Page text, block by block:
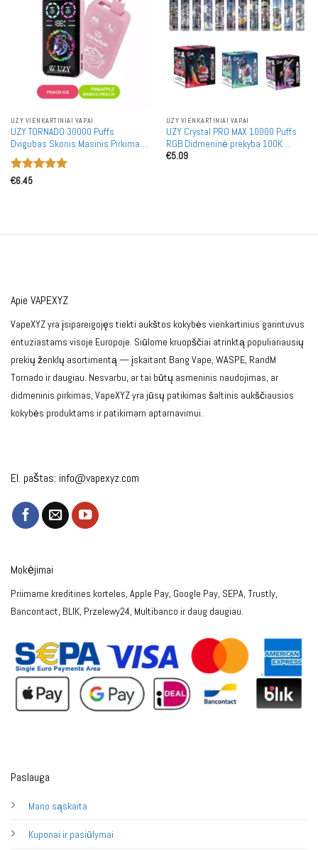
UZY VIENKARTINIAI VAPAI
UZY TORNADO 30000 Puffs
Dvigubas Skonis Masinis Pirkimas
30K Įkraunamos Vienkartinės
Garintuvės Didmeninė Prekyba
Įvertinimas:
€6.45
UZY VIENKARTINIAI VAPAI
UZY Crystal PRO MAX 10000 Puffs
RGB Didmeninė prekyba 100K
Įkraunamos Vienkartinės
€5.09
Apie VAPEXYZ
VapeXYZ yra įsipareigojęs tiekti aukštos kokybės vienkartinius garintuvus
entuziastams visoje Europoje. Siūlome kruopščiai atrinktą populiariausių
prekių ženklų asortimentą — įskaitant Bang Vape, WASPE, RandM
Tornado ir daugiau. Nesvarbu, ar tai būtų asmeninis naudojimas, ar
didmeninis pirkimas, VapeXYZ yra jūsų patikimas šaltinis aukščiausios
kokybės produktams ir patikimam aptarnavimui.
El. paštas: info@vapexyz.com
Paslauga
Mano sąskaita
Kuponai ir pasiūlymai
Mokėjimai
Priimame kreditines korteles, Apple Pay, Google Pay, SEPA, Trustly,
Bancontact, BLIK, Przelewy24, Multibanco ir daug daugiau.